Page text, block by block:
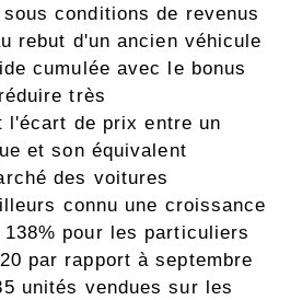
conditions de revenus
rebut d'un ancien véhicule
cumulée avec le bonus
très
l'écart de prix entre un
et son équivalent
des voitures
connu une croissance
pour les particuliers
par rapport à septembre
unités vendues sur les